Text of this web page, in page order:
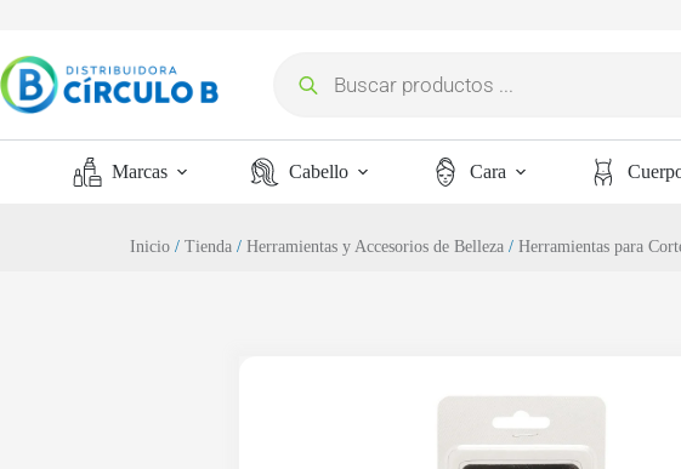
Marcas Cabello Cara
Inicio /Tienda /Herramientas y Accesorios de Belleza /Herramientas para